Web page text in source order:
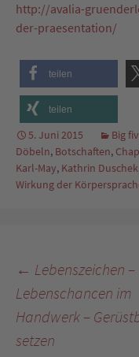
http://avalia-
der-praesentation/
teilen
teilen
5. Juni 2015 Big
Döbeln, Botschaften,
Karl-May, Kathrin Duschek
Wirkung der
← Lebenszeichen –
Lebenschancen im
Handwerk –
setzen